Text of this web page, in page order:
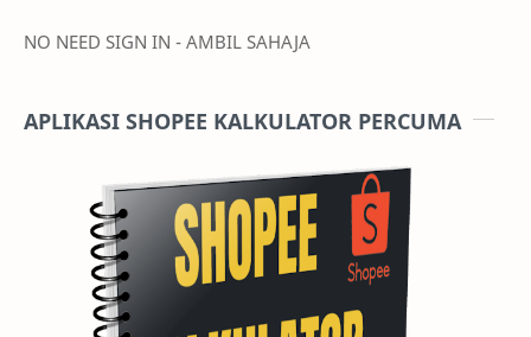
NO NEED SIGN IN - AMBIL SAHAJA
APLIKASI SHOPEE KALKULATOR PERCUMA